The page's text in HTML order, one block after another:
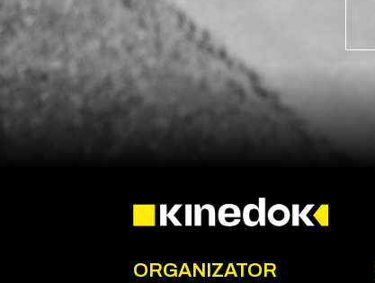
ORGANIZATOR